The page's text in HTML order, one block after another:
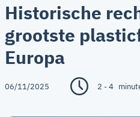
Historische
grootste
Europa
06/11/2025 2 - 4